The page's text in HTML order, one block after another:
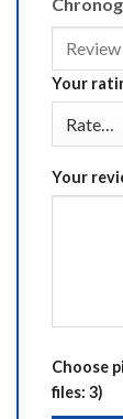
Your
Your
Choose
files: 3)